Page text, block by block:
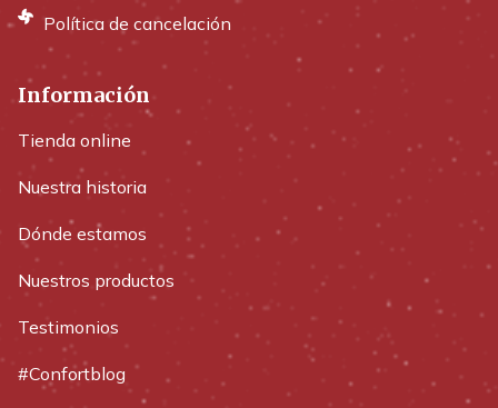
Política de cancelación
Información
Tienda online
Nuestra historia
Dónde estamos
Nuestros productos
Testimonios
#Confortblog